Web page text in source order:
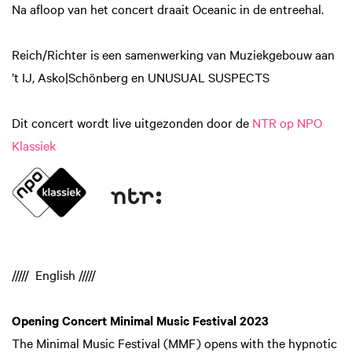
Na afloop van het concert draait Oceanic in de entreehal.
Reich/Richter is een samenwerking van Muziekgebouw aan
’t IJ, Asko|Schönberg en UNUSUAL SUSPECTS
Dit concert wordt live uitgezonden door de NTR op NPO
Klassiek
///// English /////
Opening Concert Minimal Music Festival 2023
The Minimal Music Festival (MMF) opens with the hypnotic